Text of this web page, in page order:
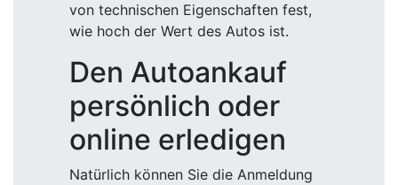
von technischen Eigenschaften fest,
wie hoch der Wert des Autos ist.
Den Autoankauf
persönlich oder
online erledigen
Natürlich können Sie die Anmeldung